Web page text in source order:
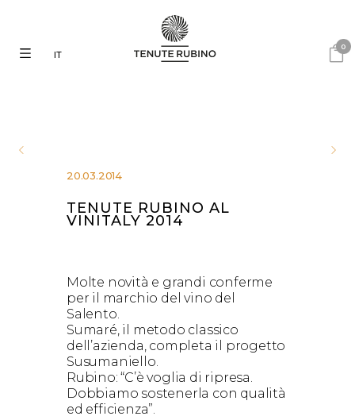
0
IT
20.03.2014
TENUTE RUBINO AL
VINITALY 2014
Molte novità e grandi conferme
per il marchio del vino del
Salento.
Sumaré, il metodo classico
dell’azienda, completa il progetto
Susumaniello.
Rubino: “C’è voglia di ripresa.
Dobbiamo sostenerla con qualità
ed efficienza”.